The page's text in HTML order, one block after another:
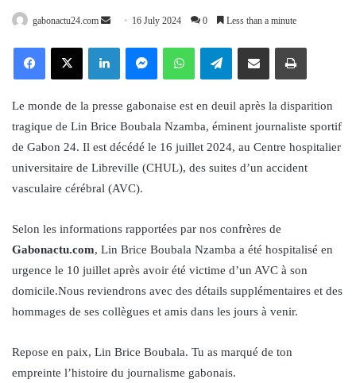
gabonactu24.com
Send 16 July 2024 0 Less than a minute
FacebookX LinkedInMessengerWhatsAppTelegramShare via Email Print
Le monde de la presse gabonaise est en deuil après la disparition
tragique de Lin Brice Boubala Nzamba, éminent journaliste sportif
de Gabon 24. Il est décédé le 16 juillet 2024, au Centre hospitalier
universitaire de Libreville (CHUL), des suites d’un accident
vasculaire cérébral (AVC).
Selon les informations rapportées par nos confrères de
Gabonactu.com, Lin Brice Boubala Nzamba a été hospitalisé en
urgence le 10 juillet après avoir été victime d’un AVC à son
domicile.Nous reviendrons avec des détails supplémentaires et des
hommages de ses collègues et amis dans les jours à venir.
Repose en paix, Lin Brice Boubala. Tu as marqué de ton
empreinte l’histoire du journalisme gabonais.